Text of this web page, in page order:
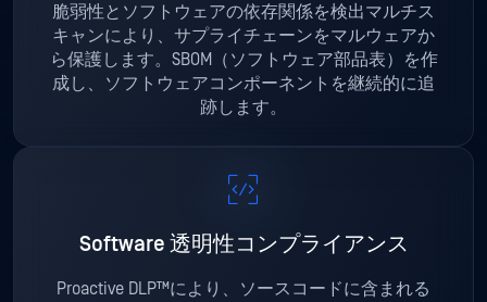
脆弱性とソフトウェアの依存関係を検出マルチス
キャンにより、サプライチェーンをマルウェアか
ら保護します。SBOM（ソフトウェア部品表）を作
成し、ソフトウェアコンポーネントを継続的に追
跡します。
Software 透明性コンプライアンス
Proactive DLP™により、ソースコードに含まれる